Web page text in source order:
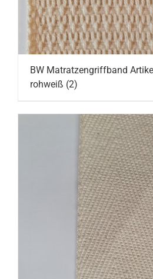
BW Matratzengriffband
rohweiß (2)